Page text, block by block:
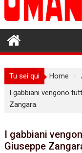
Tu sei qui Home
I gabbiani vengono
Zangara.
I gabbiani
Giuseppe